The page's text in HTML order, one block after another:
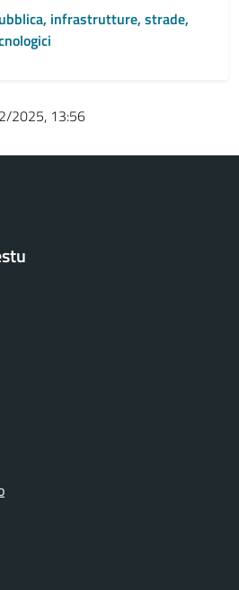
infrastrutture, strade,
2025, 13:56